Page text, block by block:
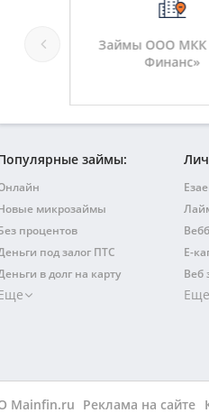
Займы ООО МКК
Финанс»
займы:
микрозаймы
процентов
под залог ПТС
в долг на карту
на карту
поручителей
Киви
Е-
Веб
Еще
Mainfin.ru Реклама на сайте